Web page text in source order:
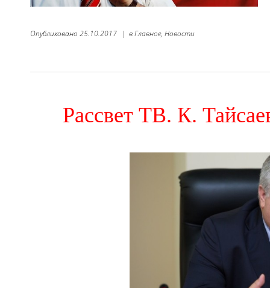
Опубликовано 25.10.2017 | вГлавное, Новости
Рассвет ТВ. К.